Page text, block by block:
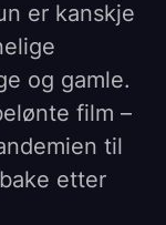
er kanskje
og gamle.
film –
til
etter